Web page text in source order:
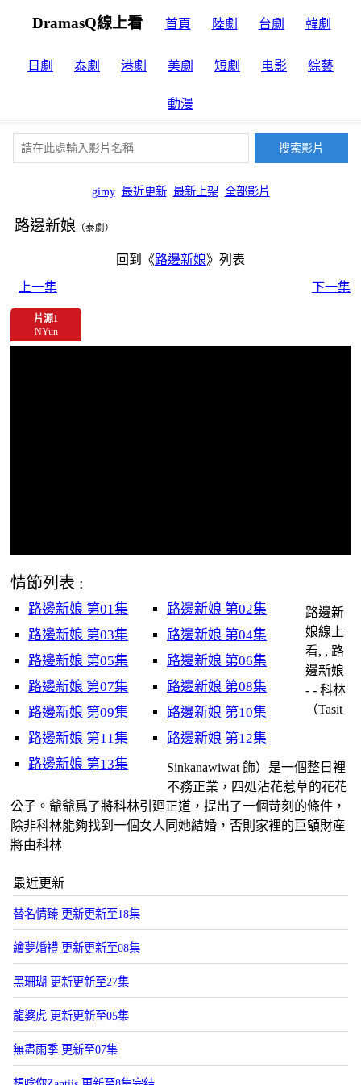
DramasQ線上看 首頁 陸劇 台劇 韓劇
日劇 泰劇 港劇 美劇 短劇 电影 綜藝
動漫
gimy 最近更新 最新上架 全部影片
路邊新娘 （泰劇）
回到《路邊新娘》列表
上一集
下一集
片源1
NYun
情節列表 :
路邊新娘 第01集
路邊新娘 第02集
路邊新娘 第03集
路邊新娘 第04集
路邊新娘 第05集
路邊新娘 第06集
路邊新娘 第07集
路邊新娘 第08集
路邊新娘 第09集
路邊新娘 第10集
路邊新娘 第11集
路邊新娘 第12集
路邊新娘 第13集
路邊新
娘線上
看, , 路
邊新娘
- - 科林
（Tasit
Sinkanawiwat 飾）是一個整日裡
不務正業，四処沾花惹草的花花
公子。爺爺爲了將科林引廻正道，提出了一個苛刻的條件，
除非科林能夠找到一個女人同她結婚，否則家裡的巨額財産
將由科林
最近更新
替名情臻 更新更新至18集
繪夢婚禮 更新更新至08集
黑珊瑚 更新更新至27集
龍婆虎 更新更新至05集
無盡雨季 更新至07集